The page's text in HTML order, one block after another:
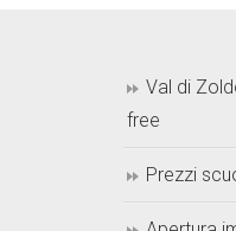
Val di
free
Prezzi